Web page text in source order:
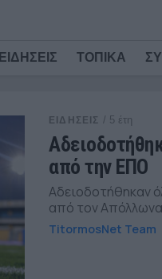
ΕΙΔΗΣΕΙΣ ΤΟΠΙΚΑ
ΕΙΔΗΣΕΙΣ / 5 έτη
από την ΕΠΟ
Αδειοδοτήθηκαν
από τον
TitormosNet Team